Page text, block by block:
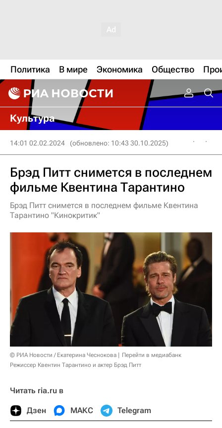
Политика В мире Экономика Общество
Культура
14:01 02.02.2024 (обновлено: 10:43 30.10.2025)
Брэд Питт снимется в последнем
фильме Квентина Тарантино
Брэд Питт снимется в последнем фильме Квентина
Тарантино "Кинокритик"
© РИА Новости / Екатерина Чеснокова
Перейти в медиабанк
Режиссер Квентин Тарантино и актер Брэд Питт
Читать ria.ru в
Дзен МАКС Telegram